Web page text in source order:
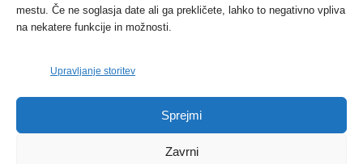
mestu. Če ne soglasja date ali ga prekličete, lahko to negativno vpliva
na nekatere funkcije in možnosti.
Upravljanje storitev
Sprejmi
Zavrni
Tožilstvo v Celovcu v korist elektrarnam
Verbund
FOTO: Razstava cvetličarskega mojstra Andreja
Dogodki 27. novembra, 2017